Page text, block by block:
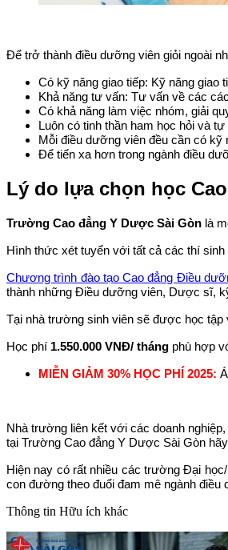
Để trở thành điều dưỡng viên giỏi ngoài
Có kỹ năng giao tiếp: Kỹ năng
Khả năng tư vấn: Tư vấn về các
Có khả năng làm việc nhóm, giải
Luôn có tinh thần ham học hỏi và
Mỗi điều dưỡng viên đều cần có
Để tiến xa hơn trong ngành điều
Lý do lựa chọn học
Trường Cao đẳng Y Dược Sài Gòn là
Hình thức xét tuyển với tất cả các thí
Chương trình đào tạo Cao đẳng Điều
thành những Điều dưỡng viên, Dược sĩ,
Tại nhà trường sinh viên sẽ được học tập
Học phí 1.550.000 VNĐ/ tháng phù hợp
MIỄN GIẢM 30% HỌC PHÍ 2025:
Nhà trường liên kết với các doanh
tại Trường Cao đẳng Y Dược Sài Gòn
Hiện nay có rất nhiều các trường Đại
con đường theo đuổi đam mê ngành
Thông tin Hữu ích khác